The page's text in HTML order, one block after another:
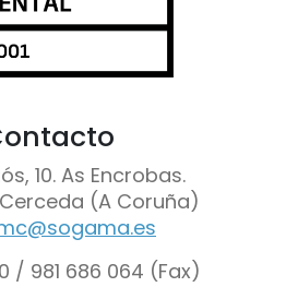
10. As Encrobas.
Cerceda (A Coruña)
/ 981 686 064 (Fax)